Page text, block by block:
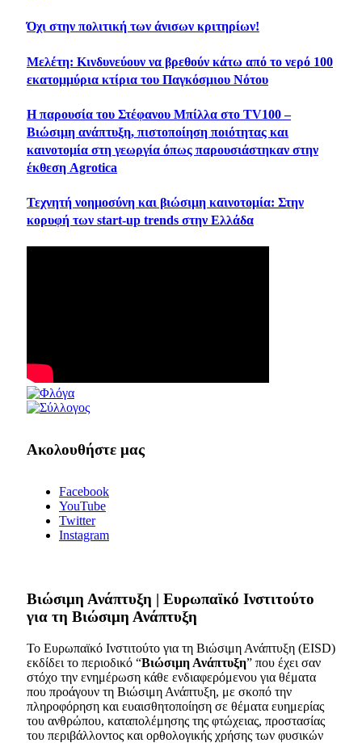
Όχι στην πολιτική των άνισων κριτηρίων!
Μελέτη: Κινδυνεύουν να βρεθούν κάτω από το νερό 100
εκατομμύρια κτίρια του Παγκόσμιου Νότου
Η παρουσία του Στέφανου Μπίλλα στο TV100 –
Βιώσιμη ανάπτυξη, πιστοποίηση ποιότητας και
καινοτομία στη γεωργία όπως παρουσιάστηκαν στην
έκθεση Agrotica
Τεχνητή νοημοσύνη και βιώσιμη καινοτομία: Στην
κορυφή των start-up trends στην Ελλάδα
Ακολουθήστε μας
Facebook
YouTube
Twitter
Instagram
Bιώσιμη Ανάπτυξη | Ευρωπαϊκό Ινστιτούτο
για τη Βιώσιμη Ανάπτυξη
Το Ευρωπαϊκό Ινστιτούτο για τη Βιώσιμη Ανάπτυξη (EISD)
εκδίδει το περιοδικό “Βιώσιμη Ανάπτυξη” που έχει σαν
στόχο την ενημέρωση κάθε ενδιαφερόμενου για θέματα
που προάγουν τη Βιώσιμη Ανάπτυξη, με σκοπό την
πληροφόρηση και ευαισθητοποίηση σε θέματα ευημερίας
του ανθρώπου, καταπολέμησης της φτώχειας, προστασίας
του περιβάλλοντος και ορθολογικής χρήσης των φυσικών